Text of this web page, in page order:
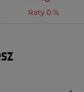
Raty 0 %